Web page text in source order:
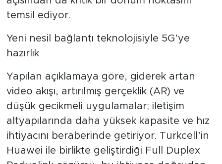
temsil ediyor.
Yeni nesil bağlantı teknolojisiyle 5G’ye
hazırlık
Yapılan açıklamaya göre, giderek artan
video akışı, artırılmış gerçeklik (AR) ve
düşük gecikmeli uygulamalar; iletişim
altyapılarında daha yüksek kapasite ve hız
ihtiyacını beraberinde getiriyor. Turkcell’in
Huawei ile birlikte geliştirdiği Full Duplex